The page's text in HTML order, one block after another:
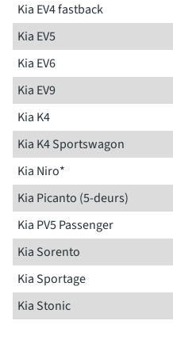
Kia EV4 fastback
Kia EV5
Kia EV6
Kia EV9
Kia K4
Kia K4 Sportswagon
Kia Niro*
Kia Picanto (5-deurs)
Kia PV5 Passenger
Kia Sorento
Kia Sportage
Kia Stonic